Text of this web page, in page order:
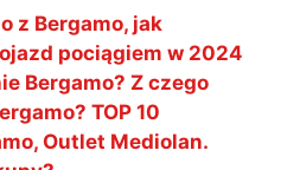
z Bergamo, jak
pociągiem w 2024
Bergamo? Z czego
TOP 10
Outlet Mediolan.